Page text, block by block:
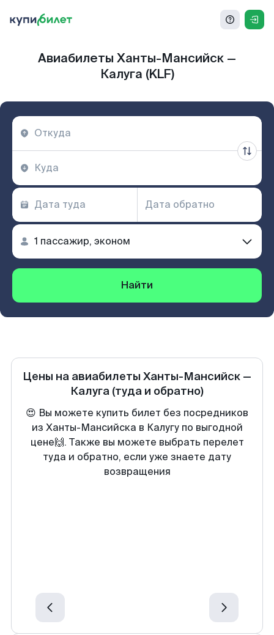
Авиабилеты Ханты-Мансийск —
Калуга (KLF)
Найти
Цены на авиабилеты Ханты-Мансийск —
Калуга (туда и обратно)
😍 Вы можете купить билет без посредников
из Ханты-Мансийска в Калугу по выгодной
цене🙌. Также вы можете выбрать перелет
туда и обратно, если уже знаете дату
возвращения